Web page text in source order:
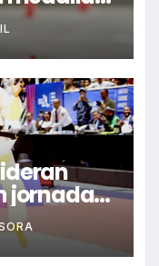
jornada
2026